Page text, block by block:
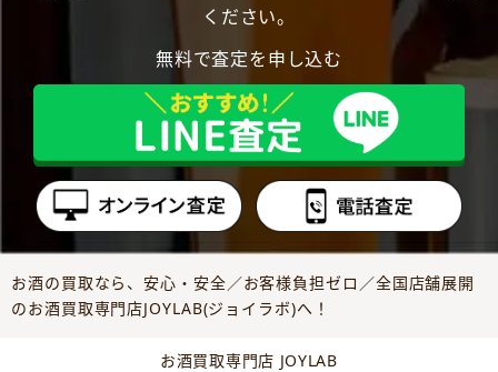
ください。
無料で査定を申し込む
お酒の買取なら、安心・安全／お客様負担ゼロ／全国店舗展開
のお酒買取専門店JOYLAB(ジョイラボ)へ！
お酒買取専門店 JOYLAB